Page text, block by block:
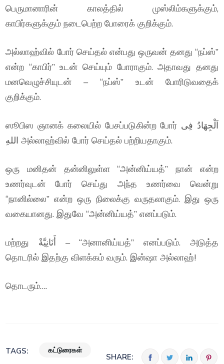
பெருமானாரின் காலத்தில் முஸ்லிம்களுக்கும்,
காபிர்களுக்கும் நடைபெற்ற போரைக் குறிக்கும்.
அல்லாஹ்வில் போர் செய்தல் என்பது ஒருவன் தனது “நப்ஸ்”
என்ற “காபிர்” உடன் செய்யும் போராகும். அதாவது தனது
மனவெழுச்சியுடன் – “நப்ஸ்” உடன் போரிடுவதைக்
குறிக்கும்.
ஸூபிஸ ஞானக் கலையில் பேசப்படுகின்ற போர் اَلْجِهَادُ فِى
اللهِ அல்லாஹ்வில் போர் செய்தல் பற்றியதாகும்.
ஒரு மனிதன் தன்னிலுள்ள “அன்னிய்யத்” நான் என்ற
உணர்வுடன் போர் செய்து அந்த உணர்வை வென்று
“நானில்லை” என்ற ஒரு நிலைக்கு வருதலாகும். இது ஒரு
வகையானது. இதுவே “அன்னிய்யத்” எனப்படும்.
மற்றது أَنَانِيَّةْ – “அனானிய்யத்” எனப்படும். அடுத்த
தொடரில் இதற்கு விளக்கம் வரும். இன்ஷா அல்லாஹ்!
தொடரும்….
TAGS: கட்டுரைகள்
SHARE: